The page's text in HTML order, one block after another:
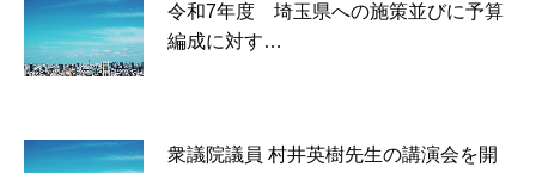
令和7年度 埼玉県への施策並びに予算
編成に対す…
衆議院議員 村井英樹先生の講演会を開